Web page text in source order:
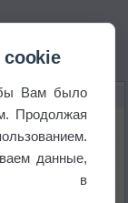
cookie
Вам было
Продолжая
данные,
в